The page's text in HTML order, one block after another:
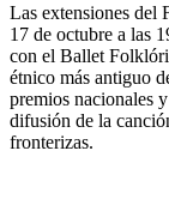
Las extensiones del
17 de octubre a las
con el Ballet
étnico más antiguo
premios nacionales
difusión de la
fronterizas.